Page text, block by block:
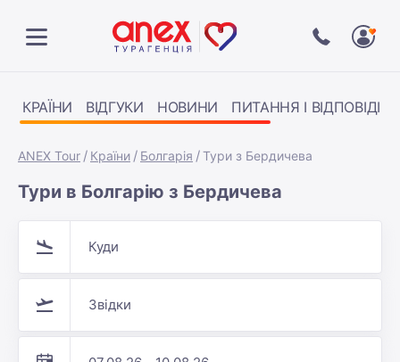
КРАЇНИ ВІДГУКИ НОВИНИ ПИТАННЯ І ВІДПОВІДІ
ANEX Tour Країни Болгарія Тури з Бердичева
Тури в Болгарію з Бердичева
Куди
Звідки